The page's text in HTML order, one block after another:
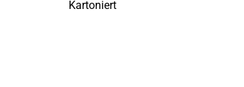
Kartoniert